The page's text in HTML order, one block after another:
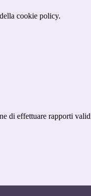
cookie policy.
di effettuare rapporti